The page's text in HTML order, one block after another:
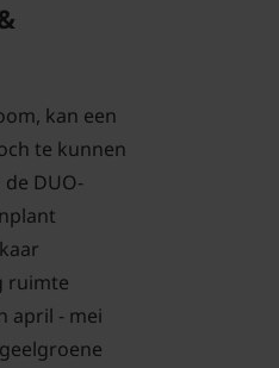
kan een
te kunnen
DUO-
ruimte
april - mei